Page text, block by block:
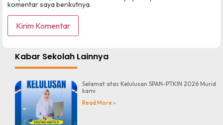
komentar saya berikutnya.
Kabar Sekolah Lainnya
Selamat atas Kelulusan SPAN-PTKIN 2026 Murid
kami
Read More »